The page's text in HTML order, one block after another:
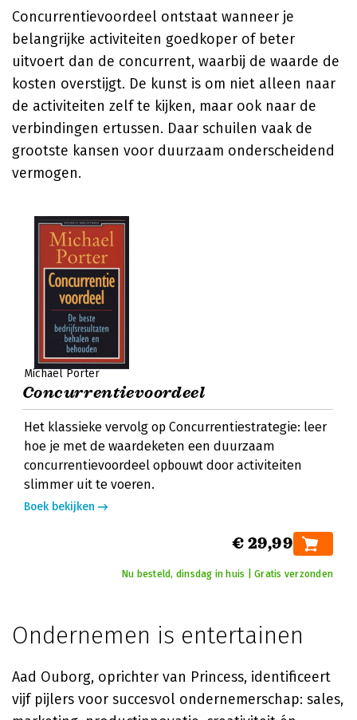
Concurrentievoordeel ontstaat wanneer je
belangrijke activiteiten goedkoper of beter
uitvoert dan de concurrent, waarbij de waarde de
kosten overstijgt. De kunst is om niet alleen naar
de activiteiten zelf te kijken, maar ook naar de
verbindingen ertussen. Daar schuilen vaak de
grootste kansen voor duurzaam onderscheidend
vermogen.
Michael Porter
Concurrentievoordeel
Het klassieke vervolg op Concurrentiestrategie: leer
hoe je met de waardeketen een duurzaam
concurrentievoordeel opbouwt door activiteiten
slimmer uit te voeren.
Boek bekijken
€ 29,99
Nu besteld, dinsdag in huis | Gratis verzonden
Ondernemen is entertainen
Aad Ouborg, oprichter van Princess, identificeert
vijf pijlers voor succesvol ondernemerschap: sales,